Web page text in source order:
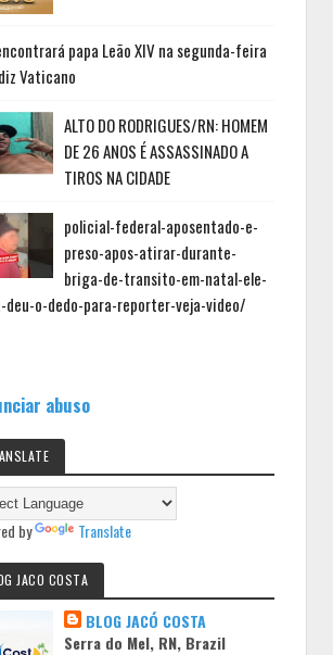
papa Leão XIV na segunda-feira
Vaticano
ALTO DO RODRIGUES/RN: HOMEM
DE 26 ANOS É ASSASSINADO A
TIROS NA CIDADE
policial-federal-aposentado-e-
preso-apos-atirar-durante-
briga-de-transito-em-natal-ele-
deu-o-dedo-para-reporter-veja-video/
abuso
by Translate
JACO COSTA
BLOG JACÓ COSTA
Serra do Mel, RN, Brazil